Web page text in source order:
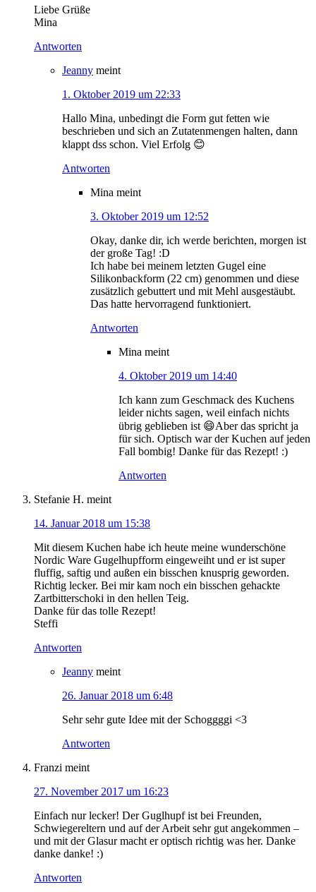
Liebe Grüße
Mina
Antworten
Jeanny meint
1. Oktober 2019 um 22:33
Hallo Mina, unbedingt die Form gut fetten wie
beschrieben und sich an Zutatenmengen halten, dann
klappt dss schon. Viel Erfolg 😊
Antworten
Mina meint
3. Oktober 2019 um 12:52
Okay, danke dir, ich werde berichten, morgen ist
der große Tag! :D
Ich habe bei meinem letzten Gugel eine
Silikonbackform (22 cm) genommen und diese
zusätzlich gebuttert und mit Mehl ausgestäubt.
Das hatte hervorragend funktioniert.
Antworten
Mina meint
4. Oktober 2019 um 14:40
Ich kann zum Geschmack des Kuchens
leider nichts sagen, weil einfach nichts
übrig geblieben ist 😄Aber das spricht ja
für sich. Optisch war der Kuchen auf jeden
Fall bombig! Danke für das Rezept! :)
Antworten
Stefanie H. meint
14. Januar 2018 um 15:38
Mit diesem Kuchen habe ich heute meine wunderschöne
Nordic Ware Gugelhupfform eingeweiht und er ist super
fluffig, saftig und außen ein bisschen knusprig geworden.
Richtig lecker. Bei mir kam noch ein bisschen gehackte
Zartbitterschoki in den hellen Teig.
Danke für das tolle Rezept!
Steffi
Antworten
Jeanny meint
26. Januar 2018 um 6:48
Sehr sehr gute Idee mit der Schoggggi <3
Antworten
Franzi meint
27. November 2017 um 16:23
Einfach nur lecker! Der Guglhupf ist bei Freunden,
Schwiegereltern und auf der Arbeit sehr gut angekommen –
und mit der Glasur macht er optisch richtig was her. Danke
danke danke! :)
Antworten